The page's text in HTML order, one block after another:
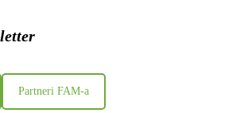
Partneri FAM-a